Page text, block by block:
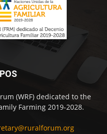
(WRF) dedicated to the
Farming 2019-2028.